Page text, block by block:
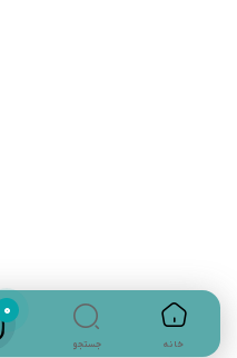
خانه جستجو
0
سوالات متداول